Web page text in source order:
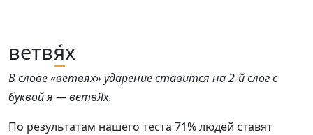
ветвя́х
В слове «ветвях» ударение ставится на 2-й слог с
буквой я — ветвЯх.
По результатам нашего теста 71% людей ставят